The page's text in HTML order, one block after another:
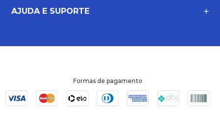
AJUDA E SUPORTE
Formas de pagamento